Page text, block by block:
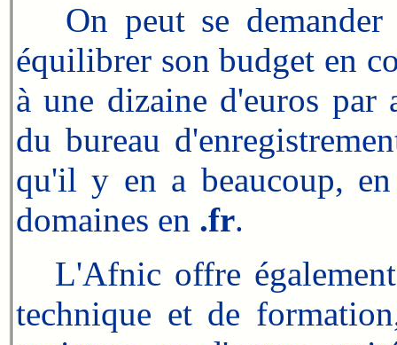
On peut se demander
équilibrer son budget en
à une dizaine d'euros
du bureau
qu'il y en a beaucoup,
domaines en .fr.
L'Afnic offre également
technique et de